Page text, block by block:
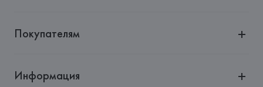
Покупателям
Информация